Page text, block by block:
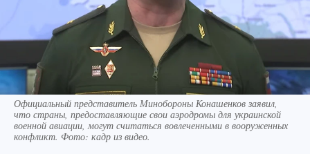
Официальный представитель Минобороны Конашенков заявил,
что страны, предоставляющие свои аэродромы для украинской
военной авиации, могут считаться вовлеченными в вооруженных
конфликт. Фото: кадр из видео.